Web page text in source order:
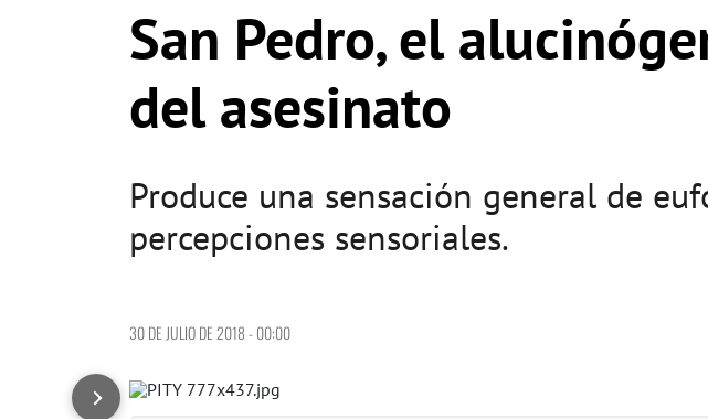
San Pedro, el
del asesinato
Produce una sensación general de
percepciones sensoriales.
30 DE JULIO DE 2018 - 00:00